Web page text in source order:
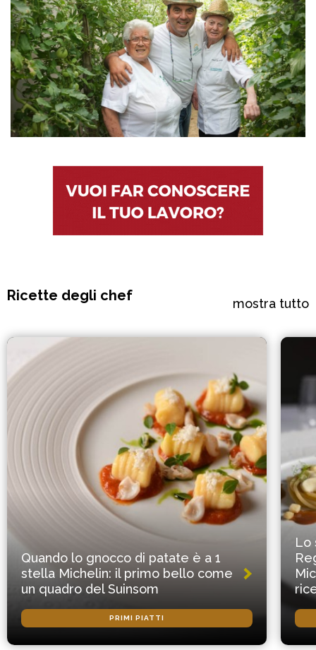
Ricette degli chef mostra tutto
Quando lo gnocco di patate è a 1
stella Michelin: il primo bello come
un quadro del Suinsom
PRIMI PIATTI
Lo